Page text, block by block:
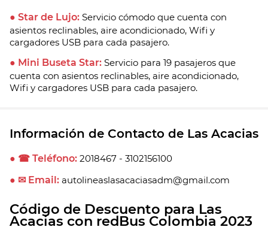
● Star de Lujo: Servicio cómodo que cuenta con
asientos reclinables, aire acondicionado, Wifi y
cargadores USB para cada pasajero.
● Mini Buseta Star: Servicio para 19 pasajeros que
cuenta con asientos reclinables, aire acondicionado,
Wifi y cargadores USB para cada pasajero.
Información de Contacto de Las Acacias
● ☎ Teléfono: 2018467 - 3102156100
● ✉ Email: autolineaslasacaciasadm@gmail.com
Código de Descuento para Las
Acacias con redBus Colombia 2023